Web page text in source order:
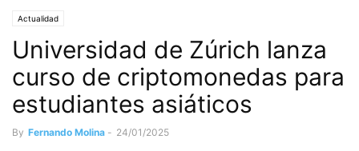
Actualidad
Universidad de Zúrich lanza
curso de criptomonedas para
estudiantes asiáticos
By Fernando Molina - 24/01/2025